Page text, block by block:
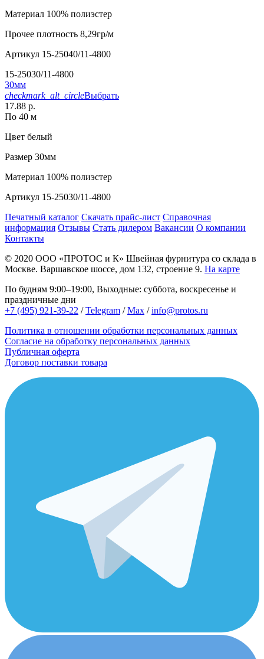
Материал 100% полиэстер
Прочее плотность 8,29гр/м
Артикул 15-25040/11-4800
15-25030/11-4800
30мм
checkmark_alt_circleВыбрать
17.88 р.
По 40 м
Цвет белый
Размер 30мм
Материал 100% полиэстер
Артикул 15-25030/11-4800
Печатный каталог Скачать прайс-лист Справочная
информация Отзывы Стать дилером Вакансии О компании
Контакты
© 2020 ООО «ПРОТОС и К» Швейная фурнитура со склада в
Москве. Варшавское шоссе, дом 132, строение 9. На карте
По будням 9:00–19:00, Выходные: суббота, воскресенье и
праздничные дни
+7 (495) 921-39-22 /Telegram /Max /info@protos.ru
Политика в отношении обработки персональных данных
Согласие на обработку персональных данных
Публичная оферта
Договор поставки товара